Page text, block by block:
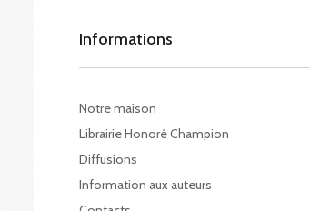
Informations
Notre maison
Librairie Honoré Champion
Diffusions
Information aux auteurs